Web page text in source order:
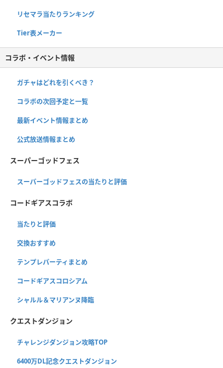
リセマラ当たりランキング
Tier表メーカー
コラボ・イベント情報
ガチャはどれを引くべき？
コラボの次回予定と一覧
最新イベント情報まとめ
公式放送情報まとめ
スーパーゴッドフェス
スーパーゴッドフェスの当たりと評価
コードギアスコラボ
当たりと評価
交換おすすめ
テンプレパーティまとめ
コードギアスコロシアム
シャルル＆マリアンヌ降臨
クエストダンジョン
チャレンジダンジョン攻略TOP
6400万DL記念クエストダンジョン